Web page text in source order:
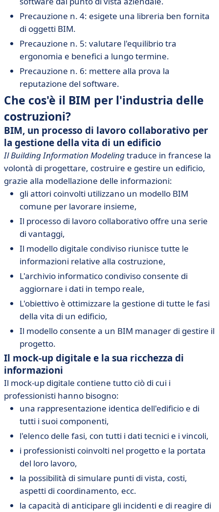
Precauzione n. 4: esigete una libreria ben fornita
di oggetti BIM.
Precauzione n. 5: valutare l'equilibrio tra
ergonomia e benefici a lungo termine.
Precauzione n. 6: mettere alla prova la
reputazione del software.
Che cos'è il BIM per l'industria delle
costruzioni?
BIM, un processo di lavoro collaborativo per
la gestione della vita di un edificio
Il Building Information Modelingtraduce in francese la
volontà di progettare, costruire e gestire un edificio,
grazie alla modellazione delle informazioni:
gli attori coinvolti utilizzano un modello BIM
comune per lavorare insieme,
Il processo di lavoro collaborativo offre una serie
di vantaggi,
Il modello digitale condiviso riunisce tutte le
informazioni relative alla costruzione,
L'archivio informatico condiviso consente di
aggiornare i dati in tempo reale,
L'obiettivo è ottimizzare la gestione di tutte le fasi
della vita di un edificio,
Il modello consente a un BIM manager di gestire il
progetto.
Il mock-up digitale e la sua ricchezza di
informazioni
Il mock-up digitale contiene tutto ciò di cui i
professionisti hanno bisogno:
una rappresentazione identica dell'edificio e di
tutti i suoi componenti,
l'elenco delle fasi, con tutti i dati tecnici e i vincoli,
i professionisti coinvolti nel progetto e la portata
del loro lavoro,
la possibilità di simulare punti di vista, costi,
aspetti di coordinamento, ecc.
la capacità di anticipare gli incidenti e di reagire di